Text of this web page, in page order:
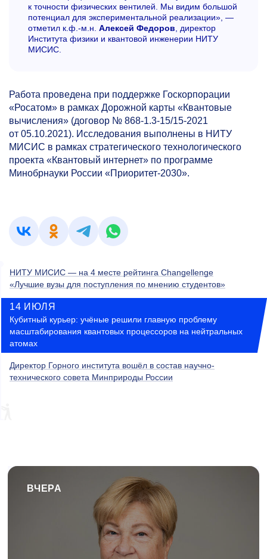
к точности физических вентилей. Мы видим большой
потенциал для экспериментальной реализации», —
отметил к.ф.-м.н. Алексей Федоров , директор
Института физики и квантовой инженерии НИТУ
МИСИС.
Работа проведена при поддержке Госкорпорации
«Росатом» в рамках Дорожной карты «Квантовые
вычисления» (договор № 868-1.3-15/15-2021
от 05.10.2021). Исследования выполнены в НИТУ
МИСИС в рамках стратегического технологического
проекта «Квантовый интернет» по программе
Минобрнауки России «Приоритет-2030».
НИТУ МИСИС — на 4 месте рейтинга Changellenge
«Лучшие вузы для поступления по мнению студентов»
14 ИЮЛЯ
Кубитный курьер: учёные решили главную проблему
масштабирования квантовых процессоров на нейтральных
атомах
Директор Горного института вошёл в состав научно-
технического совета Минприроды России
ВЧЕРА